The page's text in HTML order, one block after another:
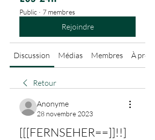
Public · 7 membres
Rejoindre
Discussion Médias Membres À
Retour
Anonyme
28 novembre 2023
[[[FERNSEHER==]]!!]